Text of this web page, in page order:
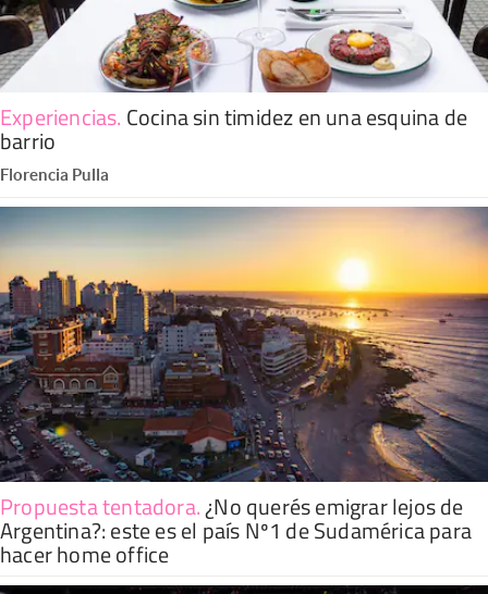
Experiencias. Cocina sin timidez en una esquina de
barrio
Florencia Pulla
Propuesta tentadora.¿No querés emigrar lejos de
Argentina?: este es el país Nº1 de Sudamérica para
hacer home office